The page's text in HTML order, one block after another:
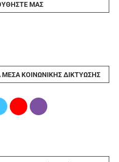
ΜΑΣ
ΚΟΙΝΩΝΙΚΉΣ ΔΙΚΤΎΩΣΗΣ